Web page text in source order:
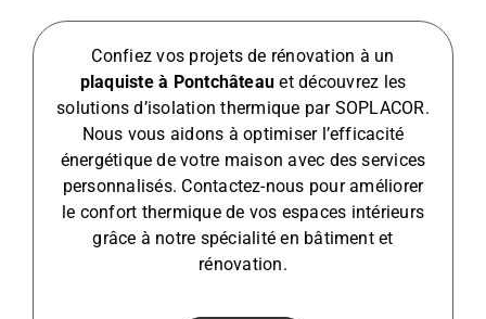
Confiez vos projets de rénovation à un
plaquiste à Pontchâteau et découvrez les
solutions d’isolation thermique par SOPLACOR.
Nous vous aidons à optimiser l’efficacité
énergétique de votre maison avec des services
personnalisés. Contactez-nous pour améliorer
le confort thermique de vos espaces intérieurs
grâce à notre spécialité en bâtiment et
rénovation.